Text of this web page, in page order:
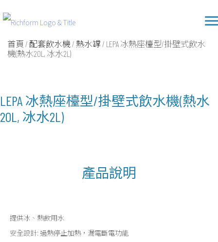
to
content
首頁 / 配套飲水機/ 熱水罉 / LEPA 冰熱座檯型/掛壁式飲水
機(熱水20L, 冰水2L)
LEPA 冰熱座檯型/掛壁式飲水機(熱水
20L, 冰水2L)
產品說明
提供冰、熱飲用水
安全設計: 過熱停止加熱，漏電斷電功能